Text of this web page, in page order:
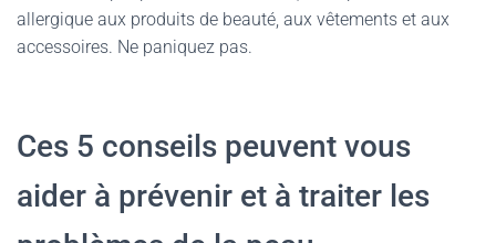
allergique aux produits de beauté, aux vêtements et aux
accessoires. Ne paniquez pas.
Ces 5 conseils peuvent vous
aider à prévenir et à traiter les